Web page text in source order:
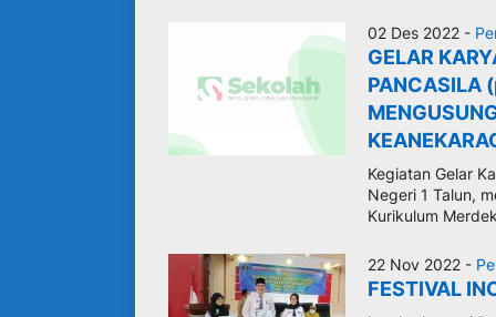
02 Des 2022 -
GELAR
PANCASILA
Kegiatan Gelar
Negeri 1 Talun,
Kurikulum
22 Nov 2022 -
FESTIVAL